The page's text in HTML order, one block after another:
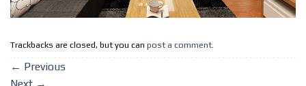
Trackbacks are closed, but you can post a comment.
← Previous